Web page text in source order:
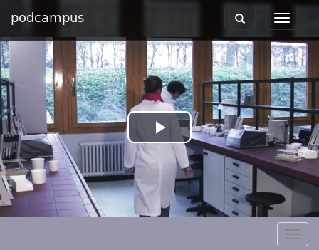
podcampus
Toggle
Toggle
navigation
Play
Video